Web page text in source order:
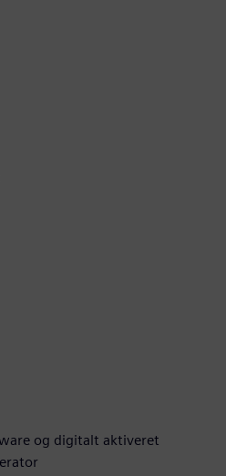
og digitalt aktiveret